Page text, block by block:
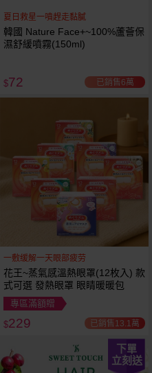
夏日救星一噴趕走黏膩
韓國 Nature Face+~100%蘆薈保
濕舒緩噴霧(150ml)
$72 已銷售6萬
一敷缓解一天眼部疲劳
花王~蒸氣感溫熱眼罩(12枚入) 款
式可選 發熱眼罩 眼睛暖暖包
專區滿額贈
$229 已銷售13.1萬
下單
立刻送